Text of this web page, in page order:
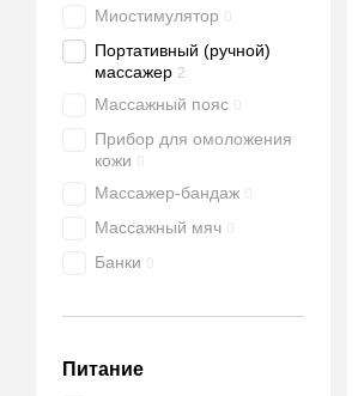
Миостимулятор
Портативный (ручной)
массажер 2
Массажный пояс
Прибор для омоложения
кожи
Массажер-бандаж
Массажный мяч
Банки
Питание